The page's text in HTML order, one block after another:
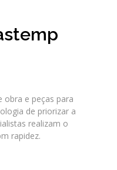
obra e peças para
de priorizar a
realizam o
rapidez.